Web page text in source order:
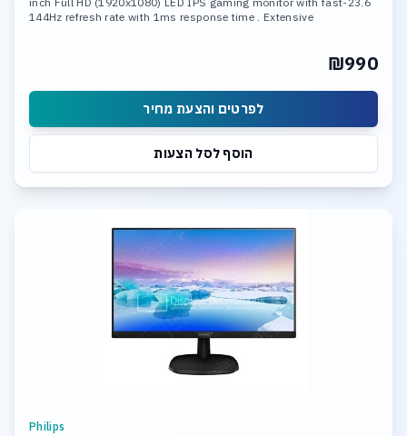
144Hz refresh rate with 1ms response time . Extensive
₪990
לפרטים והצעת מחיר
הוסף לסל הצעות
Philips